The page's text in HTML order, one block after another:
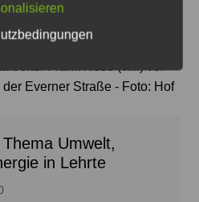
Rust und Torsten Zemke
Everner Straße - Foto: Hof
Umwelt,
in Lehrte